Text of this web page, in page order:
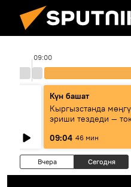
09:00
Күн башат
Кыргызстанда
эриши тездеди —
09:04 46 мин
Вчера Сегодня